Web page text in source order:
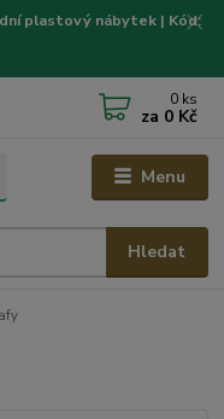
plastový nábytek | Kód:
Menu
Hledat
0 ks
za 0 Kč